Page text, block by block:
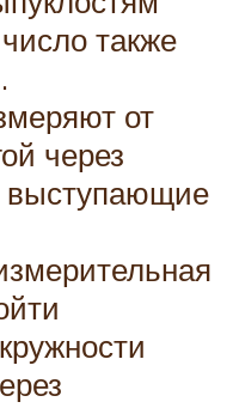
также
от
через
выступающие